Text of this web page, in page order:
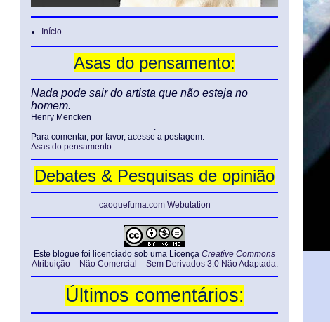
Início
Asas do pensamento:
Nada pode sair do artista que não esteja no
homem.
Henry Mencken
.
Para comentar, por favor, acesse a postagem:
Asas do pensamento
Debates & Pesquisas de opinião
caoquefuma.com Webutation
Este blogue foi licenciado sob uma Licença Creative Commons
Atribuição – Não Comercial – Sem Derivados 3.0 Não Adaptada.
Últimos comentários: